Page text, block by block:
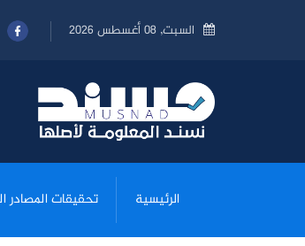
السبت, 08 أغسطس 2026
الرئيسية تحقيقات المصادر